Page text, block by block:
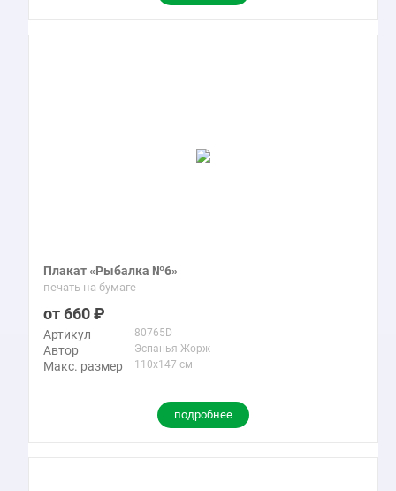
Плакат «Рыбалка №6»
печать на бумаге
660
Артикул 80765D
Автор Эспанья Жорж
Макс. размер 110x147 см
подробнее